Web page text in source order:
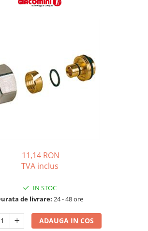
incalzitoare cu
si tratare
/ gaz
de
si accesorii
11,14 RON
TVA inclus
IN STOC
de livrare: 24 - 48 ore
ADAUGA IN COS